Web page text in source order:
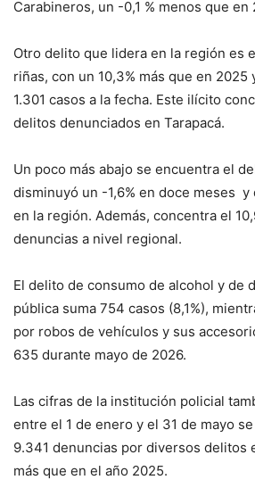
Carabineros, un -0,1 % menos que en
Otro delito que lidera en la región es
riñas, con un 10,3% más que en 2025
1.301 casos a la fecha. Este ilícito
delitos denunciados en Tarapacá.
Un poco más abajo se encuentra el
disminuyó un -1,6% en doce meses y
en la región. Además, concentra el
denuncias a nivel regional.
El delito de consumo de alcohol y de
pública suma 754 casos (8,1%),
por robos de vehículos y sus
635 durante mayo de 2026.
Las cifras de la institución policial
entre el 1 de enero y el 31 de mayo
9.341 denuncias por diversos delitos
más que en el año 2025.